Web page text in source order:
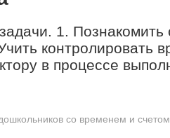
1. Познакомить
контролировать
в процессе
со временем и счетом